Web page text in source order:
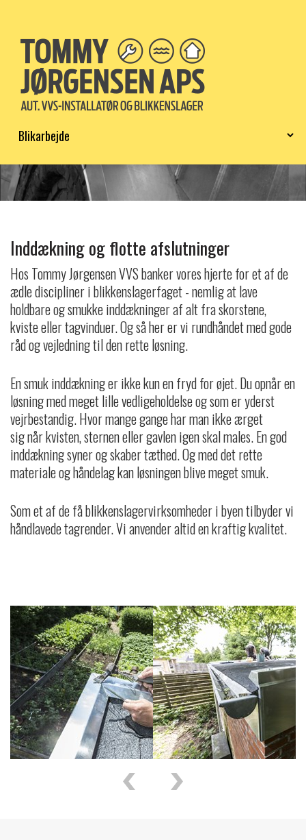
INDDÆKNING
OG
BLIKARBEJDE
Inddækning og flotte afslutninger
Hos Tommy Jørgensen VVS banker vores hjerte for et af de
ædle discipliner i blikkenslagerfaget - nemlig at lave
holdbare og smukke inddækninger af alt fra skorstene,
kviste eller tagvinduer. Og så her er vi rundhåndet med gode
råd og vejledning til den rette løsning.
En smuk inddækning er ikke kun en fryd for øjet. Du opnår en
løsning med meget lille vedligeholdelse og som er yderst
vejrbestandig. Hvor mange gange har man ikke ærget
sig når kvisten, sternen eller gavlen igen skal males. En god
inddækning syner og skaber tæthed. Og med det rette
materiale og håndelag kan løsningen blive meget smuk.
Som et af de få blikkenslagervirksomheder i byen tilbyder vi
håndlavede tagrender. Vi anvender altid en kraftig kvalitet.